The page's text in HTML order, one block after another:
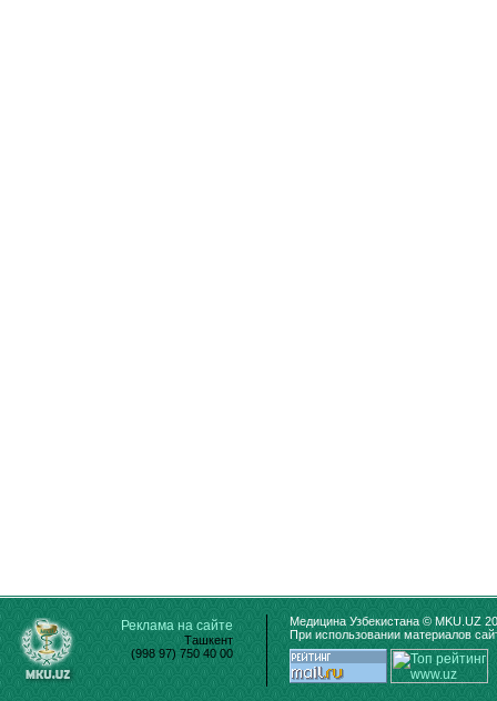
Реклама на сайте
Ташкент
(998 97) 750 40 00
Медицина Узбекистана © MKU.UZ
При использовании материалов